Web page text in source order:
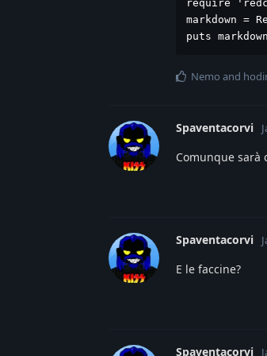
require
markdown =
puts
Nemo and
Spaventacorvi
Comunque sarà
Spaventacorvi
E le faccine?
Spaventacorvi